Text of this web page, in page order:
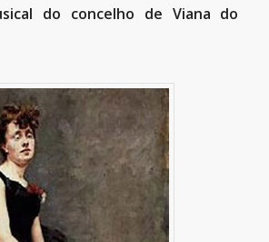
do concelho de Viana do